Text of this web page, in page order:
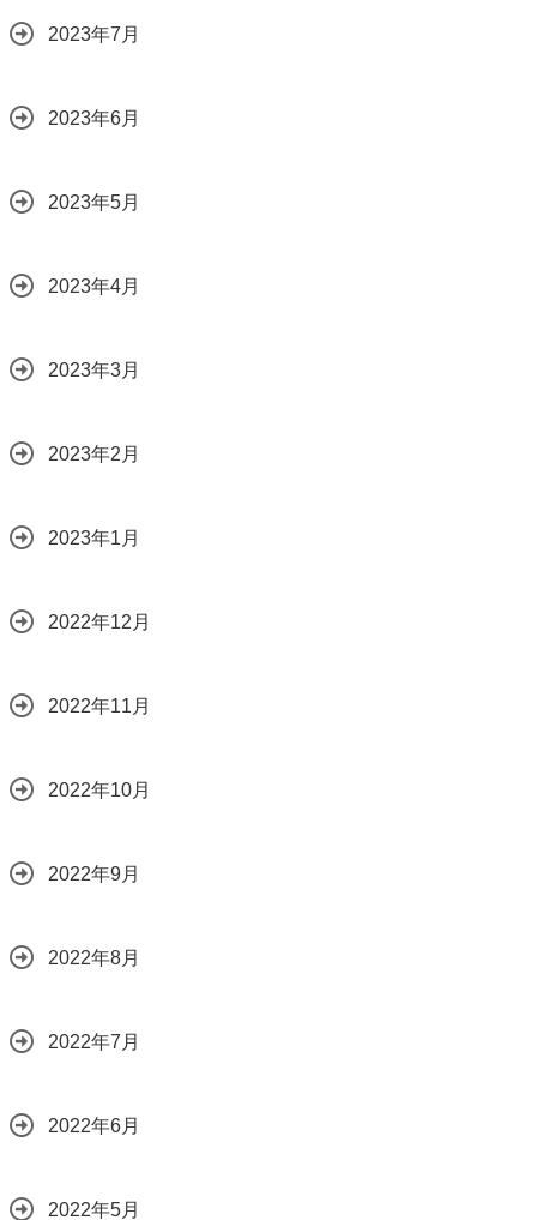
2023年7月
2023年6月
2023年5月
2023年4月
2023年3月
2023年2月
2023年1月
2022年12月
2022年11月
2022年10月
2022年9月
2022年8月
2022年7月
2022年6月
2022年5月